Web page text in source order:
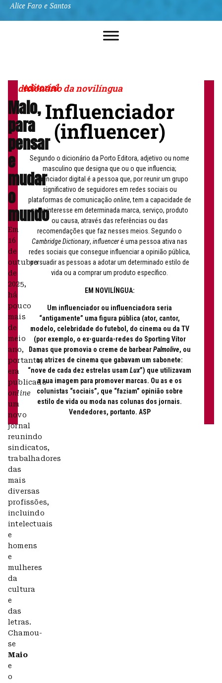
Alice Faro e Santos
dicionário da novilíngua
Influenciador
(influencer)
Segundo o dicionário da Porto Editora, adjetivo ou nome
masculino que designa que ou o que influencia;
influenciador digital é a pessoa que, por reunir um grupo
significativo de seguidores em redes sociais ou
plataformas de comunicação online, tem a capacidade de
gerar interesse em determinada marca, serviço, produto
ou causa, através das referências ou das
recomendações que faz nesses meios. Segundo o
Cambridge Dictionary, influenceré uma pessoa ativa nas
redes sociais que consegue influenciar a opinião pública,
persuadir as pessoas a adotar um determinado estilo de
vida ou a comprar um produto específico.
EM NOVILÍNGUA:
Um influenciador ou influenciadora seria
“antigamente” uma figura pública (ator, cantor,
modelo, celebridade do futebol, do cinema ou da TV
(por exemplo, o ex-guarda-redes do Sporting Vítor
Damas que promovia o creme de barbearPalmolive, ou
as atrizes de cinema que gabavam um sabonete:
“nove de cada dez estrelas usam Lux”) que utilizavam
a sua imagem para promover marcas. Ou as e os
colunistas “sociais”, que “faziam” opinião sobre
estilo de vida ou moda nas colunas dos jornais.
Vendedores, portanto. ASP
editorial
Maio,
para
pensar
e
mudar
o
mundo
Em
16
de
outubro
de
2025,
há
pouco
mais
de
meio
ano,
portanto,
era
publicado
online
um
novo
jornal
reunindo
sindicatos,
trabalhadores
das
mais
diversas
profissões,
incluindo
intelectuais
e
homens
e
mulheres
da
cultura
e
das
letras.
Chamou-
se
Maio
e
o